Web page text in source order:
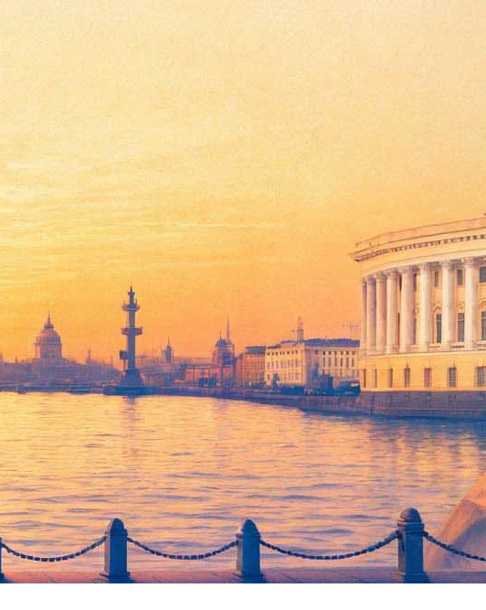
проект
ABBA – собрались вместе в столице страны Стокгольме, чтобы
самый известный участник группы. Выбор кухни обусловден тем, что
– новый музыкальный проект, в котором принимают участие все
на этот вечер. Последний раз участники группы ABBA